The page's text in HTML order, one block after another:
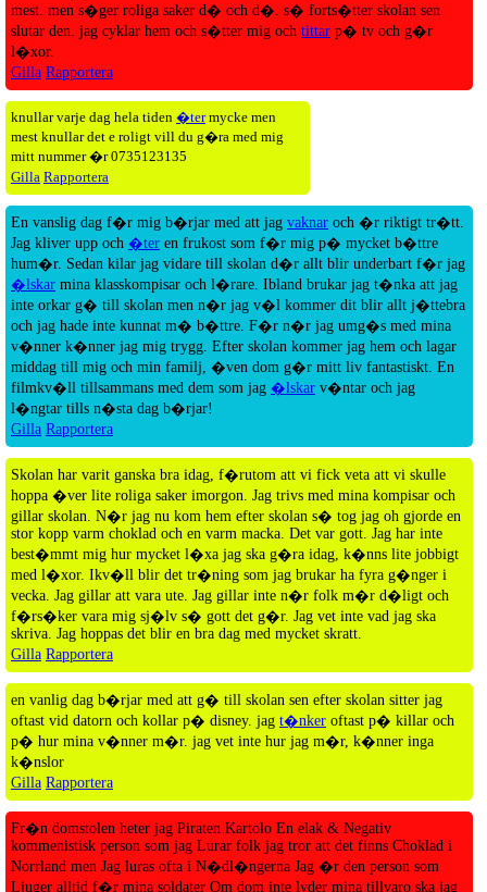
mest. men s�ger roliga saker d� och d�. s� forts�tter skolan sen
slutar den. jag cyklar hem och s�tter mig och tittar p� tv och g�r
l�xor.
Gilla Rapportera
knullar varje dag hela tiden �termycke men
mest knullar det e roligt vill du g�ra med mig
mitt nummer �r 0735123135
Gilla Rapportera
En vanslig dag f�r mig b�rjar med att jag vaknar och �r riktigt tr�tt.
Jag kliver upp och �ter en frukost som f�r mig p� mycket b�ttre
hum�r. Sedan kilar jag vidare till skolan d�r allt blir underbart f�r jag
�lskar mina klasskompisar och l�rare. Ibland brukar jag t�nka att jag
inte orkar g� till skolan men n�r jag v�l kommer dit blir allt j�ttebra
och jag hade inte kunnat m� b�ttre. F�r n�r jag umg�s med mina
v�nner k�nner jag mig trygg. Efter skolan kommer jag hem och lagar
middag till mig och min familj, �ven dom g�r mitt liv fantastiskt. En
filmkv�ll tillsammans med dem som jag �lskar v�ntar och jag
l�ngtar tills n�sta dag b�rjar!
Gilla Rapportera
Skolan har varit ganska bra idag, f�rutom att vi fick veta att vi skulle
hoppa �ver lite roliga saker imorgon. Jag trivs med mina kompisar och
gillar skolan. N�r jag nu kom hem efter skolan s� tog jag oh gjorde en
stor kopp varm choklad och en varm macka. Det var gott. Jag har inte
best�mmt mig hur mycket l�xa jag ska g�ra idag, k�nns lite jobbigt
med l�xor. Ikv�ll blir det tr�ning som jag brukar ha fyra g�nger i
vecka. Jag gillar att vara ute. Jag gillar inte n�r folk m�r d�ligt och
f�rs�ker vara mig sj�lv s� gott det g�r. Jag vet inte vad jag ska
skriva. Jag hoppas det blir en bra dag med mycket skratt.
Gilla Rapportera
en vanlig dag b�rjar med att g� till skolan sen efter skolan sitter jag
oftast vid datorn och kollar p� disney. jag t�nker oftast p� killar och
p� hur mina v�nner m�r. jag vet inte hur jag m�r, k�nner inga
k�nslor
Gilla Rapportera
Fr�n domstolen heter jag Piraten Kartolo En elak & Negativ
kommenistisk person som jag Lurar folk jag tror att det finns Choklad i
Norrland men Jag luras ofta i N�dl�ngerna Jag �r den person som
Ljuger alltid f�r mina soldater Om dom inte lyder mina tillvaro ska jag